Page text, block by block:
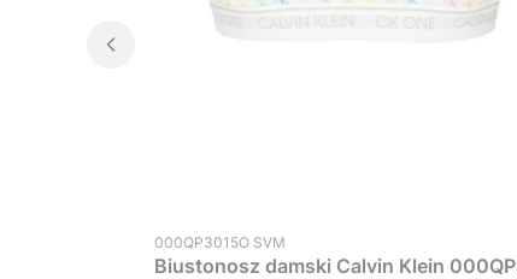
Kod produktu
000QP3015O SVM
Biustonosz damski Calvin Klein